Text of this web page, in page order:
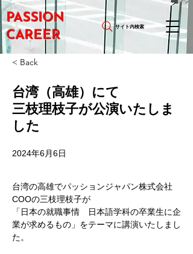
サイト内検索
PASSION
CAREER
< Back
台湾（高雄）にて
三枝理枝子が公演いたしま
した
2024年6月6日
台湾の高雄でパッションジャパン株式会社
COOの三枝理枝子が
「日本の就職事情　日本語学科の卒業生に企
業が求めるもの」をテーマに講演いたしまし
た。